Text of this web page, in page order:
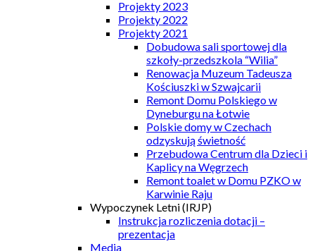
Projekty 2023
Projekty 2022
Projekty 2021
Dobudowa sali sportowej dla
szkoły-przedszkola “Wilia”
Renowacja Muzeum Tadeusza
Kościuszki w Szwajcarii
Remont Domu Polskiego w
Dyneburgu na Łotwie
Polskie domy w Czechach
odzyskują świetność
Przebudowa Centrum dla Dzieci i
Kaplicy na Węgrzech
Remont toalet w Domu PZKO w
Karwinie Raju
Wypoczynek Letni (IRJP)
Instrukcja rozliczenia dotacji –
prezentacja
Media